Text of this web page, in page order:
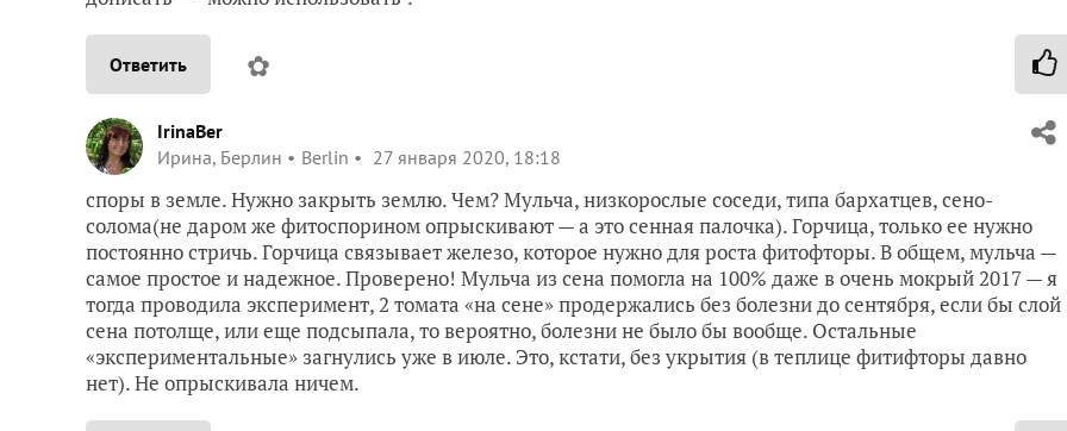
Ответить ✿
IrinaBer
Ирина, Берлин
Berlin 27 января 2020, 18:18
споры в земле. Нужно закрыть землю. Чем? Мульча, низкорослые соседи, типа бархатцев, сено-
солома(не даром же фитоспорином опрыскивают — а это сенная палочка). Горчица, только ее нужно
постоянно стричь. Горчица связывает железо, которое нужно для роста фитофторы. В общем, мульча —
самое простое и надежное. Проверено! Мульча из сена помогла на 100% даже в очень мокрый 2017 — я
тогда проводила эксперимент, 2 томата «на сене» продержались без болезни до сентября, если бы слой
сена потолще, или еще подсыпала, то вероятно, болезни не было бы вообще. Остальные
«экспериментальные» загнулись уже в июле. Это, кстати, без укрытия (в теплице фитифторы давно
нет). Не опрыскивала ничем.